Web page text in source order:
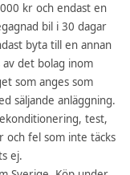
kr och endast en
bil i 30 dagar
byta till en annan
av det bolag inom
som anges som
säljande anläggning.
test,
och fel som inte täcks
ej.